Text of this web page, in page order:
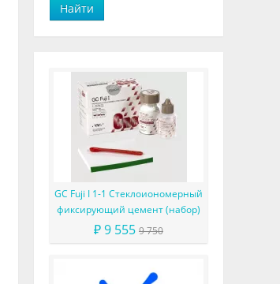
Найти
GC Fuji I 1-1 Стеклоиономерный
фиксирующий цемент (набор)
₽ 9 555 9 750